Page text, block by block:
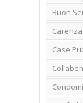
Buon
Case